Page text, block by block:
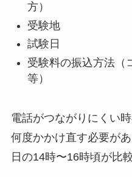
方）
受験地
試験日
受験料の振込方法（
等）
電話がつながりにくい
何度かかけ直す必要が
日の14時〜16時頃が比